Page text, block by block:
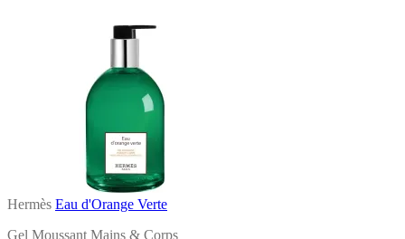
Hermès Eau d'Orange Verte
Gel Moussant Mains & Corps